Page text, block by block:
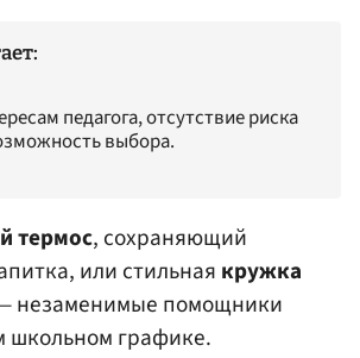
педагога, отсутствие риска
выбора.
термос, сохраняющий
или стильная кружка
незаменимые помощники
школьном графике.